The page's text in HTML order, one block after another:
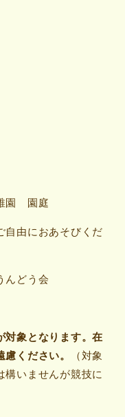
園 園庭
由におあそびくだ
どう会
対象となります。在
ください。
（対象
構いませんが競技に